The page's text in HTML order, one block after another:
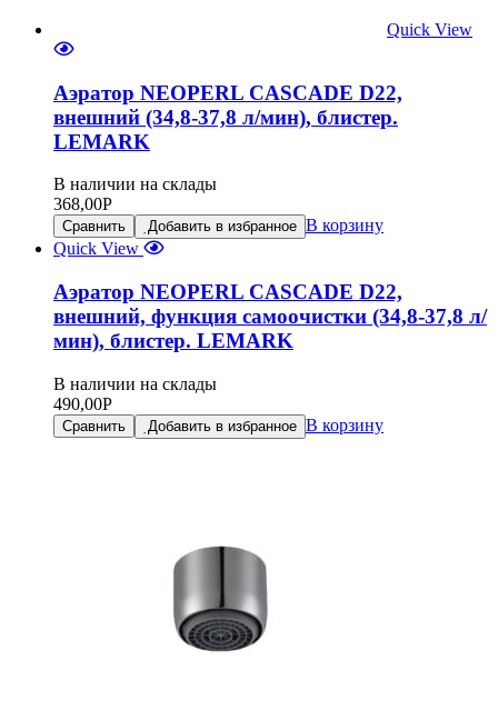
Quick View
Аэратор NEOPERL CASCADE D22,
внешний (34,8-37,8 л/мин), блистер.
LEMARK
В наличии на склады
368,00Р
Сравнить Добавить в избранное В корзину
Quick View
Аэратор NEOPERL CASCADE D22,
внешний, функция самоочистки (34,8-37,8 л/
мин), блистер. LEMARK
В наличии на склады
490,00Р
Сравнить Добавить в избранное В корзину